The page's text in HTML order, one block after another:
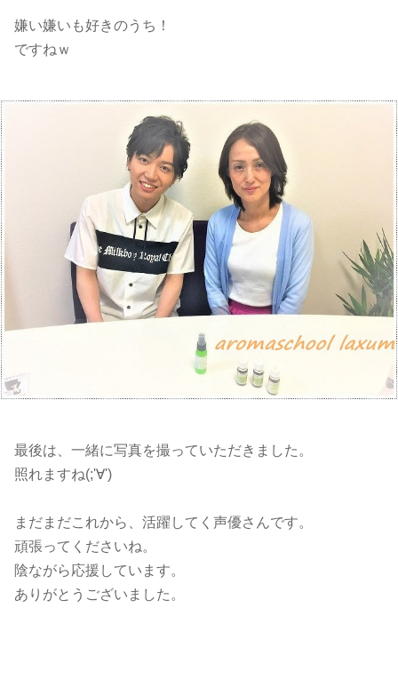
嫌い嫌いも好きのうち！
ですねｗ
最後は、一緒に写真を撮っていただきました。
照れますね(;'∀')
まだまだこれから、活躍してく声優さんです。
頑張ってくださいね。
陰ながら応援しています。
ありがとうございました。